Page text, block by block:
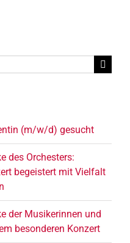
(m/w/d) gesucht
des Orchesters:
begeistert mit Vielfalt
der Musikerinnen und
besonderen Konzert